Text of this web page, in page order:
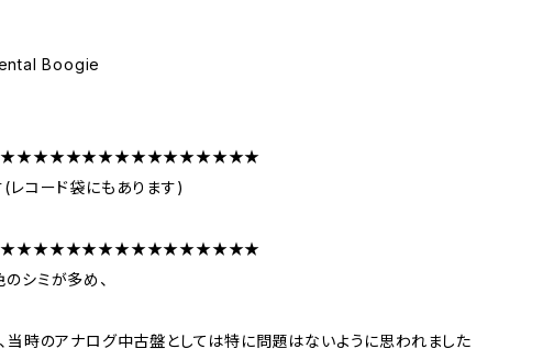
Boogie
レコード袋にもあります)
シミが多め、
当時のアナログ中古盤としては特に問題はないように思われました